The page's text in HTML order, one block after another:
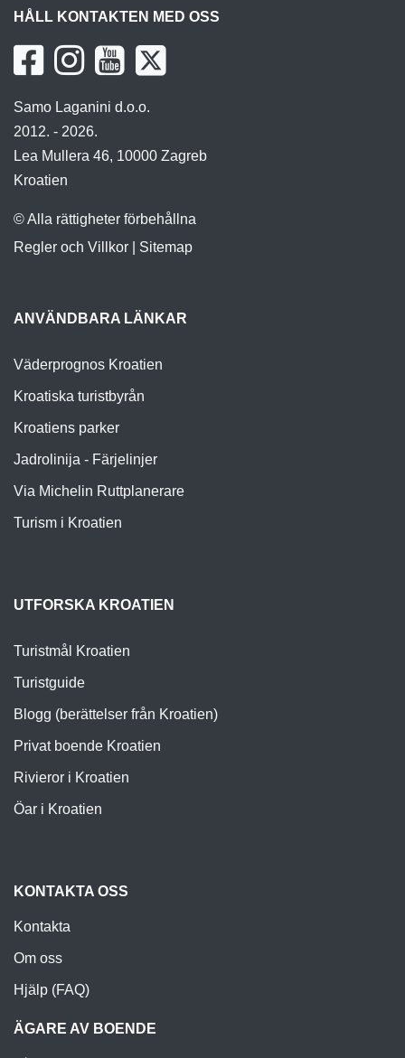
HÅLL KONTAKTEN MED OSS
Samo Laganini d.o.o.
2012. - 2026.
Lea Mullera 46, 10000 Zagreb
Kroatien
© Alla rättigheter förbehållna
Regler och Villkor
Sitemap
ANVÄNDBARA LÄNKAR
Väderprognos Kroatien
Kroatiska turistbyrån
Kroatiens parker
Jadrolinija - Färjelinjer
Via Michelin Ruttplanerare
Turism i Kroatien
UTFORSKA KROATIEN
Turistmål Kroatien
Turistguide
Blogg (berättelser från Kroatien)
Privat boende Kroatien
Rivieror i Kroatien
Öar i Kroatien
KONTAKTA OSS
Kontakta
Om oss
Hjälp (FAQ)
ÄGARE AV BOENDE